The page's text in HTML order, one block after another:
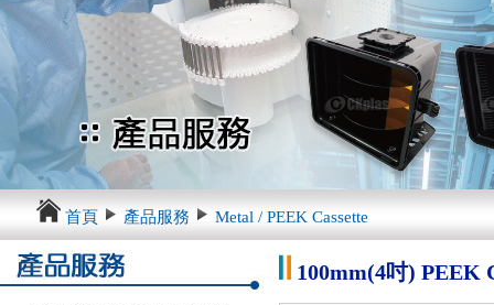
首頁 產品服務 Metal / PEEK Cassette
100mm(4吋) PEEK